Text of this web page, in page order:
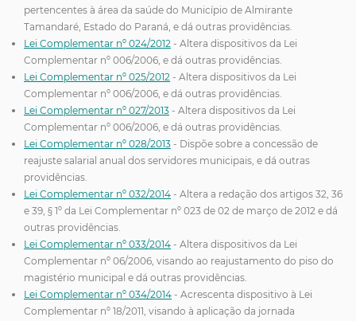
pertencentes à área da saúde do Município de Almirante
Tamandaré, Estado do Paraná, e dá outras providências.
Lei Complementar nº 024/2012 - Altera dispositivos da Lei
Complementar nº 006/2006, e dá outras providências.
Lei Complementar nº 025/2012 - Altera dispositivos da Lei
Complementar nº 006/2006, e dá outras providências.
Lei Complementar nº 027/2013 - Altera dispositivos da Lei
Complementar nº 006/2006, e dá outras providências.
Lei Complementar nº 028/2013 - Dispõe sobre a concessão de
reajuste salarial anual dos servidores municipais, e dá outras
providências.
Lei Complementar nº 032/2014 - Altera a redação dos artigos 32, 36
e 39, § 1º da Lei Complementar nº 023 de 02 de março de 2012 e dá
outras providências.
Lei Complementar nº 033/2014 - Altera dispositivos da Lei
Complementar nº 06/2006, visando ao reajustamento do piso do
magistério municipal e dá outras providências.
Lei Complementar nº 034/2014 - Acrescenta dispositivo à Lei
Complementar nº 18/2011, visando à aplicação da jornada